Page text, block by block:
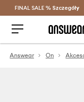
FINAL SALE % Szczegóły
Answear On